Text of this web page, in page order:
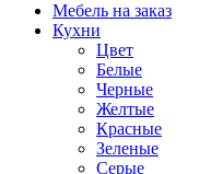
Мебель на заказ
Кухни
Цвет
Белые
Черные
Желтые
Красные
Зеленые
Серые